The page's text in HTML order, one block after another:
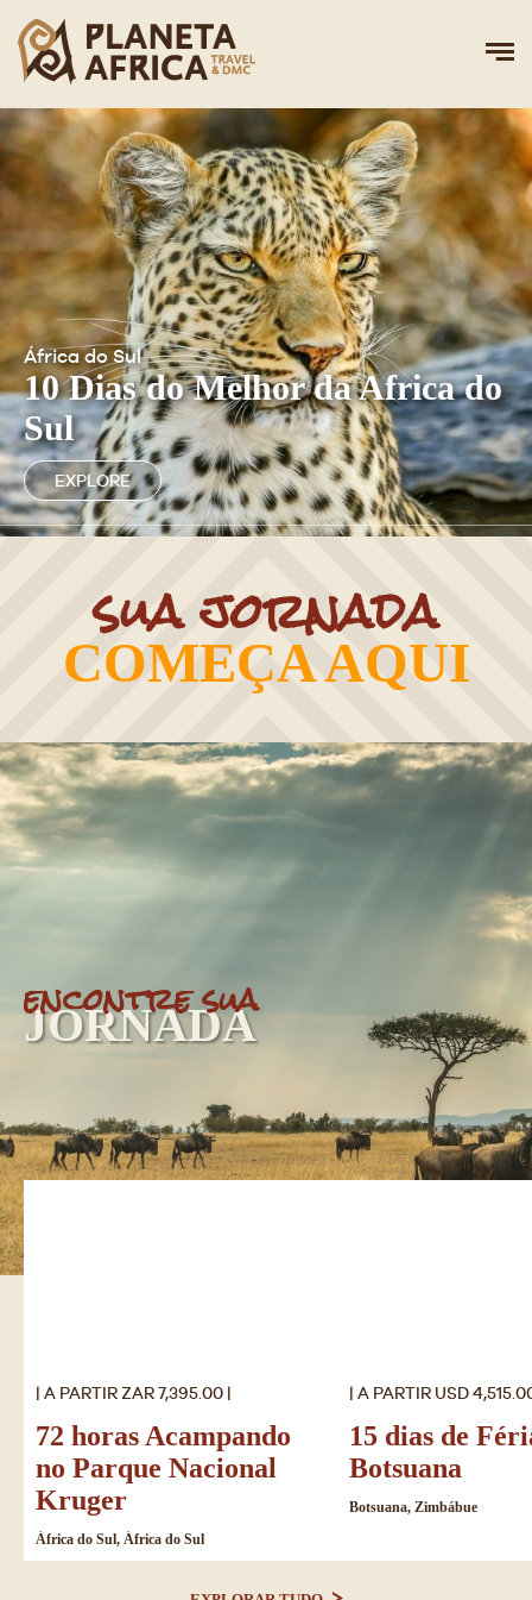
África do Sul
10 Dias do Melhor da Africa do
Sul
EXPLORE
sua jornada
COMEÇA AQUI
encontre sua
JORNADA
| A PARTIR ZAR 7,395.00 |
72 horas Acampando
no Parque Nacional
Kruger
África do Sul, África do Sul
| A PARTIR USD
15 dias de
Botsuana
Botsuana, Zimbábue